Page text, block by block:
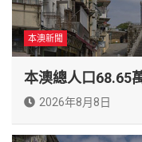
本澳新聞
本澳總人口68.65
2026年8月8日